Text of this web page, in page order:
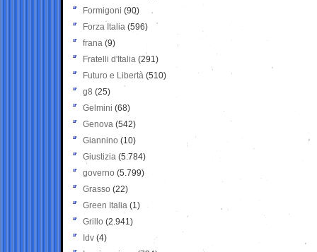
Formigoni (90)
Forza Italia (596)
frana (9)
Fratelli d'Italia (291)
Futuro e Libertà (510)
g8 (25)
Gelmini (68)
Genova (542)
Giannino (10)
Giustizia (5.784)
governo (5.799)
Grasso (22)
Green Italia (1)
Grillo (2.941)
Idv (4)